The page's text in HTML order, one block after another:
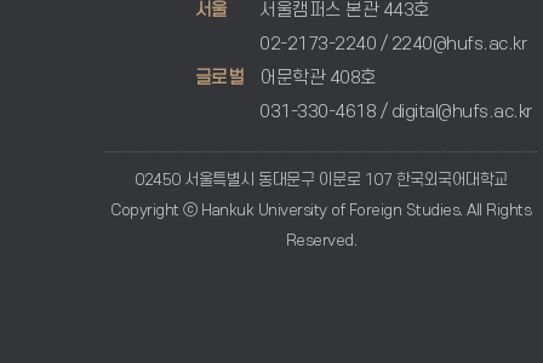
서울
서울캠퍼스 본관 443호
02-2173-2240 / 2240@hufs.ac.kr
글로벌
어문학관 408호
031-330-4618 / digital@hufs.ac.kr
02450 서울특별시 동대문구 이문로 107 한국외국어대학교
Copyright ⓒ Hankuk University of Foreign Studies. All Rights
Reserved.